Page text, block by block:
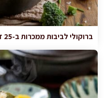
ברוקולי לביבות ממכרות ב-25 דקות, בלי טיגון עמוק